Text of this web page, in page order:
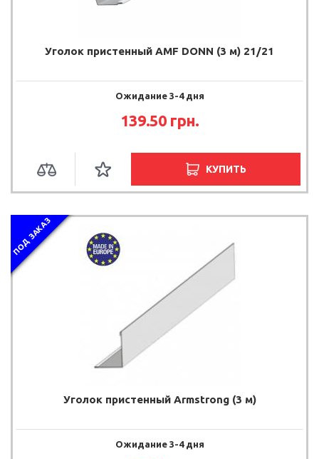
Уголок пристенный AMF DONN (3 м) 21/21
Ожидание 3-4 дня
139.50 грн.
КУПИТЬ
ПОД ЗАКАЗ
Уголок пристенный Armstrong (3 м)
Ожидание 3-4 дня